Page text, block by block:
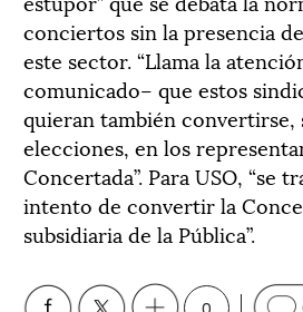
conciertos sin la presencia
este sector. “Llama la
comunicado– que estos
quieran también convertirse,
elecciones, en los
Concertada”. Para USO, “se
intento de convertir la
subsidiaria de la Pública”.